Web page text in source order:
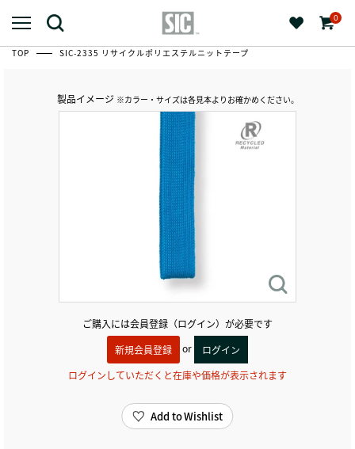
0
TOP SIC-2335 リサイクルポリエステルニットテープ
製品イメージ ※カラー・サイズは各見本よりお確かめください。
ご購入には会員登録（ログイン）が必要です
新規会員登録
or
ログイン
ログインしていただくと在庫や価格が表示されます
Add to Wishlist